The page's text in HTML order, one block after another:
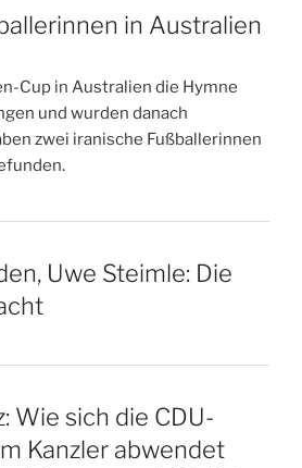
in Australien
Cup in Australien die Hymne
und wurden danach
zwei iranische Fußballerinnen
Uwe Steimle: Die
Wie sich die CDU-
Kanzler abwendet